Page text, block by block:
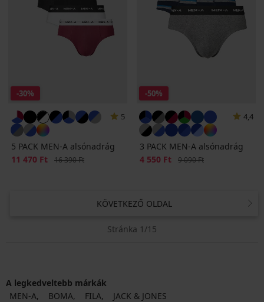
-30%
5
5 PACK MEN-A alsónadrág
Kedvezmény
11 470 Ft Eredeti ár
16 390 Ft
-50%
4,4
3 PACK MEN-A alsónadrág
Kedvezmény
4 550 Ft Eredeti ár
9 090 Ft
KÖVETKEZŐ OLDAL
Stránka 1/15
A legkedveltebb márkák
MEN-A
BOMA FILA JACK & JONES